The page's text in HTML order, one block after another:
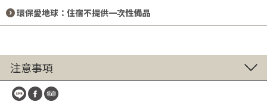
環保愛地球：住宿不提供一次性備品
注意事項